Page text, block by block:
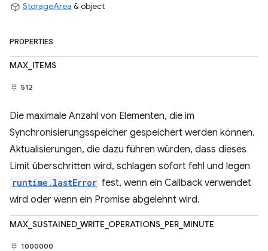
StorageArea & object
PROPERTIES
MAX_ITEMS
512
Die maximale Anzahl von Elementen, die im
Synchronisierungsspeicher gespeichert werden können.
Aktualisierungen, die dazu führen würden, dass dieses
Limit überschritten wird, schlagen sofort fehl und legen
runtime.lastError fest, wenn ein Callback verwendet
wird oder wenn ein Promise abgelehnt wird.
MAX_SUSTAINED_WRITE_OPERATIONS_PER_MINUTE
1000000